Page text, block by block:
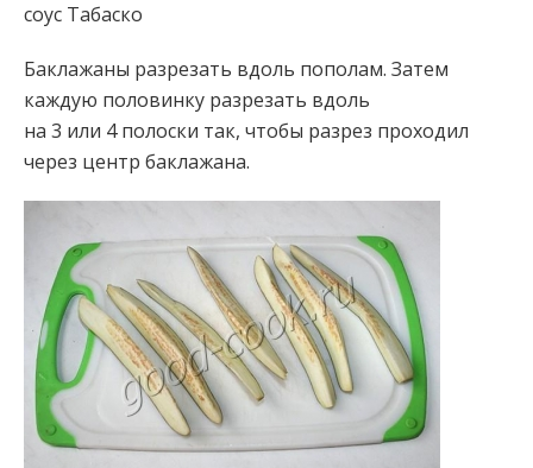
соус Табаско
Баклажаны разрезать вдоль пополам. Затем
каждую половинку разрезать вдоль
на 3 или 4 полоски так, чтобы разрез проходил
через центр баклажана.